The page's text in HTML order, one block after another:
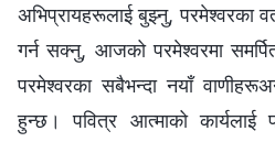
अभिप्रायहरूलाई बुझ्‍नु, परमेश्‍वरका
गर्न सक्‍नु, आजको परमेश्‍वरमा
परमेश्‍वरका सबैभन्दा नयाँ
हुन्छ। पवित्र आत्‍माको कार्यलाई